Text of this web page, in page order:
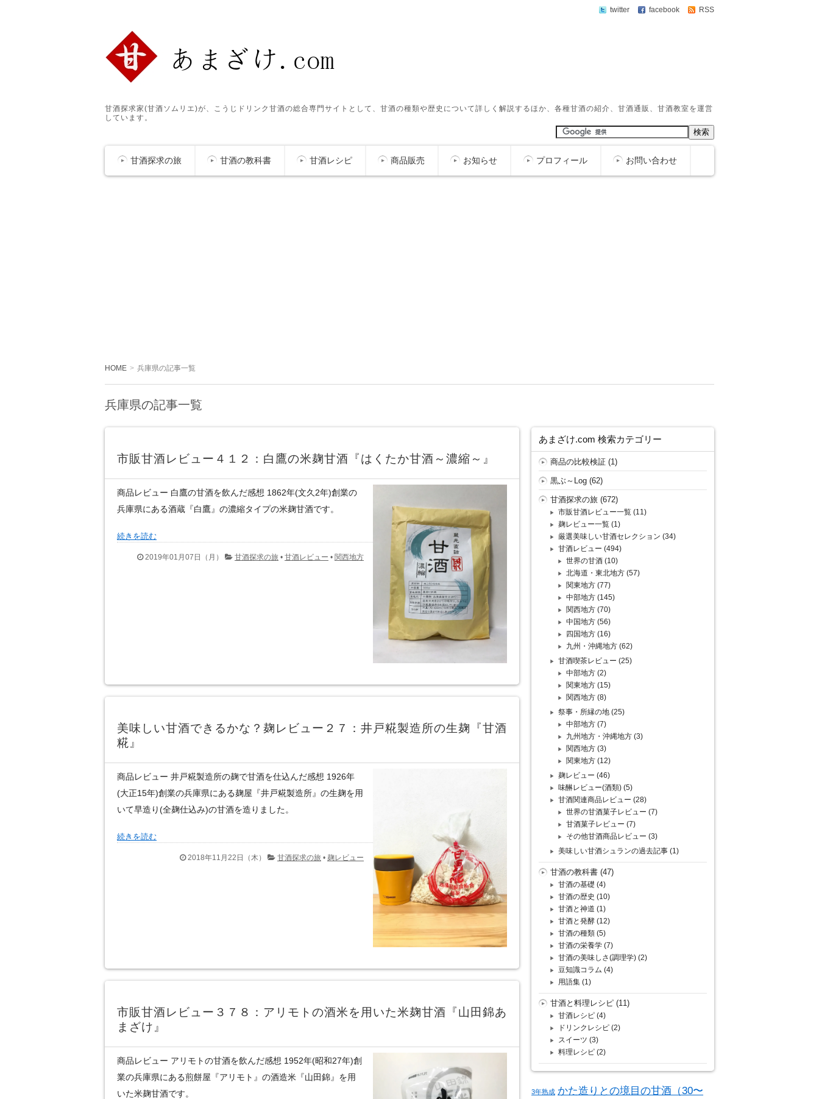
twitter facebook RSS
甘酒探求家(甘酒ソムリエ)が、こうじドリンク甘酒の総合専門サイトとして、甘酒の種類や歴史について詳しく解説するほか、各種甘酒の紹介、甘酒通販、甘酒教室を運営
しています。
甘酒探求の旅 甘酒の教科書 甘酒レシピ 商品販売 お知らせ プロフィール お問い合わせ
HOME 兵庫県の記事一覧
兵庫県の記事一覧
市販甘酒レビュー４１２：白鷹の米麹甘酒『はくたか甘酒～濃縮～』
商品レビュー 白鷹の甘酒を飲んだ感想 1862年(文久2年)創業の
兵庫県にある酒蔵『白鷹』の濃縮タイプの米麹甘酒です。
続きを読む
2019年01月07日（月） 甘酒探求の旅 • 甘酒レビュー • 関西地方
美味しい甘酒できるかな？麹レビュー２７：井戸糀製造所の生麹『甘酒
糀』
商品レビュー 井戸糀製造所の麹で甘酒を仕込んだ感想 1926年
(大正15年)創業の兵庫県にある麹屋『井戸糀製造所』の生麹を用
いて早造り(全麹仕込み)の甘酒を造りました。
続きを読む
2018年11月22日（木） 甘酒探求の旅 • 麹レビュー
市販甘酒レビュー３７８：アリモトの酒米を用いた米麹甘酒『山田錦あ
まざけ』
商品レビュー アリモトの甘酒を飲んだ感想 1952年(昭和27年)創
業の兵庫県にある煎餅屋『アリモト』の酒造米『山田錦』を用
いた米麹甘酒です。
あまざけ.com 検索カテゴリー
商品の比較検証 (1)
黒ぶ～Log (62)
甘酒探求の旅 (672)
市販甘酒レビュー一覧 (11)
麹レビュー一覧 (1)
厳選美味しい甘酒セレクション (34)
甘酒レビュー (494)
世界の甘酒 (10)
北海道・東北地方 (57)
関東地方 (77)
中部地方 (145)
関西地方 (70)
中国地方 (56)
四国地方 (16)
九州・沖縄地方 (62)
甘酒喫茶レビュー (25)
中部地方 (2)
関東地方 (15)
関西地方 (8)
祭事・所縁の地 (25)
中部地方 (7)
九州地方・沖縄地方 (3)
関西地方 (3)
関東地方 (12)
麹レビュー (46)
味醂レビュー(酒類) (5)
甘酒関連商品レビュー (28)
世界の甘酒菓子レビュー (7)
甘酒菓子レビュー (7)
その他甘酒商品レビュー (3)
美味しい甘酒シュランの過去記事 (1)
甘酒の教科書 (47)
甘酒の基礎 (4)
甘酒の歴史 (10)
甘酒と神道 (1)
甘酒と発酵 (12)
甘酒の種類 (5)
甘酒の栄養学 (7)
甘酒の美味しさ(調理学) (2)
豆知識コラム (4)
用語集 (1)
甘酒と料理レシピ (11)
甘酒レシピ (4)
ドリンクレシピ (2)
スイーツ (3)
料理レシピ (2)
3年熟成 かた造りとの境目の甘酒（30〜